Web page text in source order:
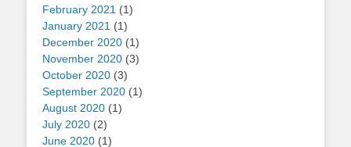
February 2021 (1)
January 2021 (1)
December 2020 (1)
November 2020 (3)
October 2020 (3)
September 2020 (1)
August 2020 (1)
July 2020 (2)
June 2020 (1)